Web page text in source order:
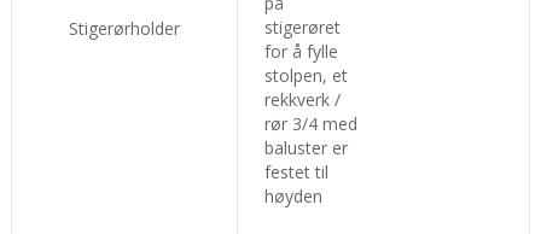
Stigerørholder
stigerøret
for å fylle
stolpen, et
rekkverk /
rør 3/4 med
baluster er
festet til
høyden